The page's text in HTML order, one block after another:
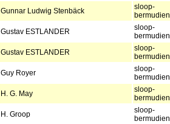
Gunnar Ludwig Stenbäck
sloop-
bermudien
Gustav ESTLANDER
sloop-
bermudien
Gustav ESTLANDER
sloop-
bermudien
Guy Royer
sloop-
bermudien
H. G. May
sloop-
bermudien
H. Groop
sloop-
bermudien